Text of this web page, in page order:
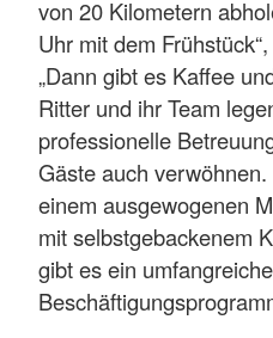
von 20 Kilometern
Uhr mit dem
„Dann gibt es Kaffee
Ritter und ihr Team
professionelle
Gäste auch
einem ausgewogenen
mit selbstgebackenem
gibt es ein